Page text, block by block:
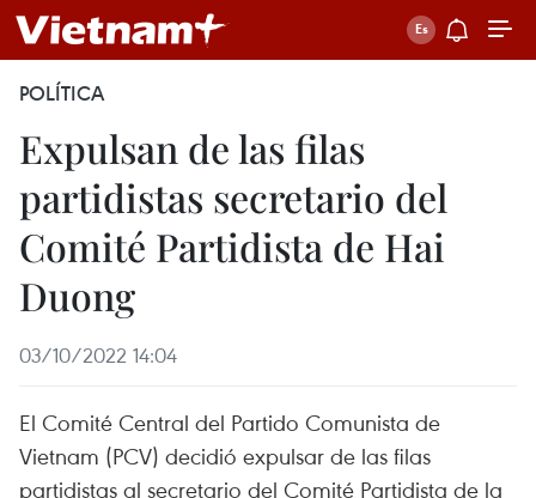
POLÍTICA
Expulsan de las filas
partidistas secretario del
Comité Partidista de Hai
Duong
03/10/2022 14:04
El Comité Central del Partido Comunista de
Vietnam (PCV) decidió expulsar de las filas
partidistas al secretario del Comité Partidista de la